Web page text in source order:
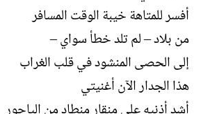
أفسر للمتاهة خيبة الوقت المسافر
من بلاد – لم تلد خطأ سواي –
إلى الحصى المنشود في قلب الغراب
هذا الجدار الآن أغنيتي